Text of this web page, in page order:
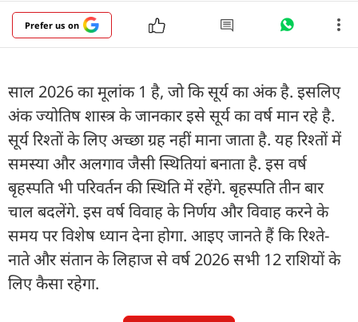
Prefer us on
साल 2026 का मूलांक 1 है, जो कि सूर्य का अंक है. इसलिए
अंक ज्योतिष शास्त्र के जानकार इसे सूर्य का वर्ष मान रहे है.
सूर्य रिश्तों के लिए अच्छा ग्रह नहीं माना जाता है. यह रिश्तों में
समस्या और अलगाव जैसी स्थितियां बनाता है. इस वर्ष
बृहस्पति भी परिवर्तन की स्थिति में रहेंगे. बृहस्पति तीन बार
चाल बदलेंगे. इस वर्ष विवाह के निर्णय और विवाह करने के
समय पर विशेष ध्यान देना होगा. आइए जानते हैं कि रिश्ते-
नाते और संतान के लिहाज से वर्ष 2026 सभी 12 राशियों के
लिए कैसा रहेगा.